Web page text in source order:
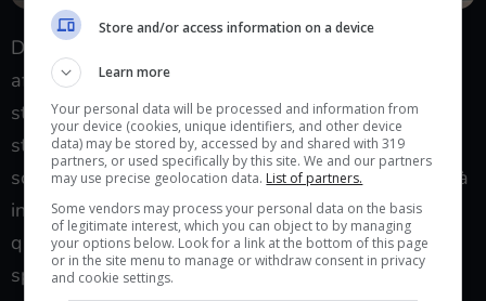
Di volta in volta le sfide che saremo portati ad
affrontare ed i corsi che creeremo porteranno gli
studenti a stressarsi e con l’andare del tempo a
studiare e rendere meno durante le lezioni. Delle
schermate ci avviseranno che qualche studente sarà
infelice ( senza scendere troppo nello specifico ) e
quindi sarà nostro compito quello di creare degli
spazi destinati alle attività ricreative degli studenti
Store and/or access information on a device
Learn more
Your personal data will be processed and information from
your device (cookies, unique identifiers, and other device
data) may be stored by, accessed by and shared with 319
partners, or used specifically by this site. We and our partners
may use precise geolocation data. List of partners.
Some vendors may process your personal data on the basis
of legitimate interest, which you can object to by managing
your options below. Look for a link at the bottom of this page
or in the site menu to manage or withdraw consent in privacy
and cookie settings.